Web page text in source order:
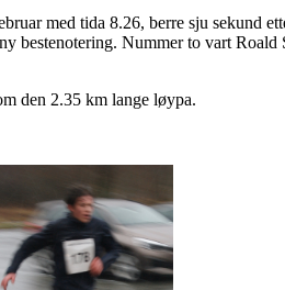
med tida 8.26, berre sju sekund
Nummer to vart Roald
den 2.35 km lange løypa.